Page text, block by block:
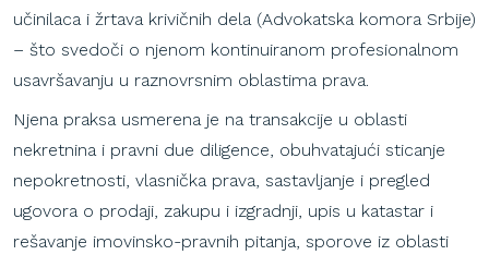
učinilaca i žrtava krivičnih dela (Advokatska komora Srbije)
– što svedoči o njenom kontinuiranom profesionalnom
usavršavanju u raznovrsnim oblastima prava.
Njena praksa usmerena je na transakcije u oblasti
nekretnina i pravni due diligence, obuhvatajući sticanje
nepokretnosti, vlasnička prava, sastavljanje i pregled
ugovora o prodaji, zakupu i izgradnji, upis u katastar i
rešavanje imovinsko-pravnih pitanja, sporove iz oblasti